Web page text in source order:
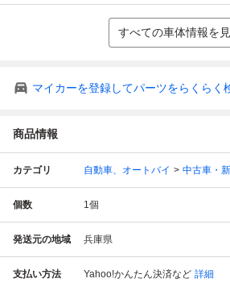
すべての車体情報を
マイカーを登録してパーツをらくらく
商品情報
カテゴリ 自動車、オートバイ 中古車・
個数 1個
発送元の地域 兵庫県
支払い方法 Yahoo!かんたん決済など 詳細